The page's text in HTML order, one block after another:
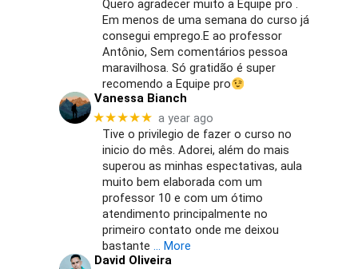
Quero agradecer muito a Equipe pro .
Em menos de uma semana do curso já
consegui emprego.E ao professor
Antônio, Sem comentários pessoa
maravilhosa. Só gratidão é super
recomendo a Equipe pro
Vanessa Bianch
★★★★★ a year ago
Tive o privilegio de fazer o curso no
inicio do mês. Adorei, além do mais
superou as minhas espectativas, aula
muito bem elaborada com um
professor 10 e com um ótimo
atendimento principalmente no
primeiro contato onde me deixou
bastante … More
David Oliveira